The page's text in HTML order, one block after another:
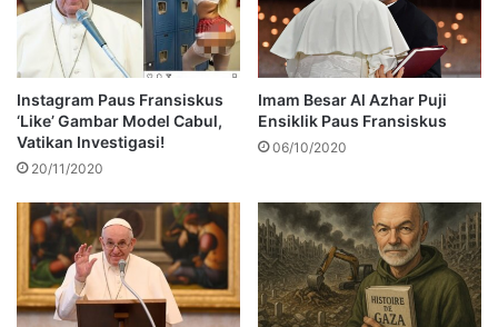
Instagram Paus Fransiskus
‘Like’ Gambar Model Cabul,
Vatikan Investigasi!
20/11/2020
Imam Besar Al Azhar Puji
Ensiklik Paus Fransiskus
06/10/2020